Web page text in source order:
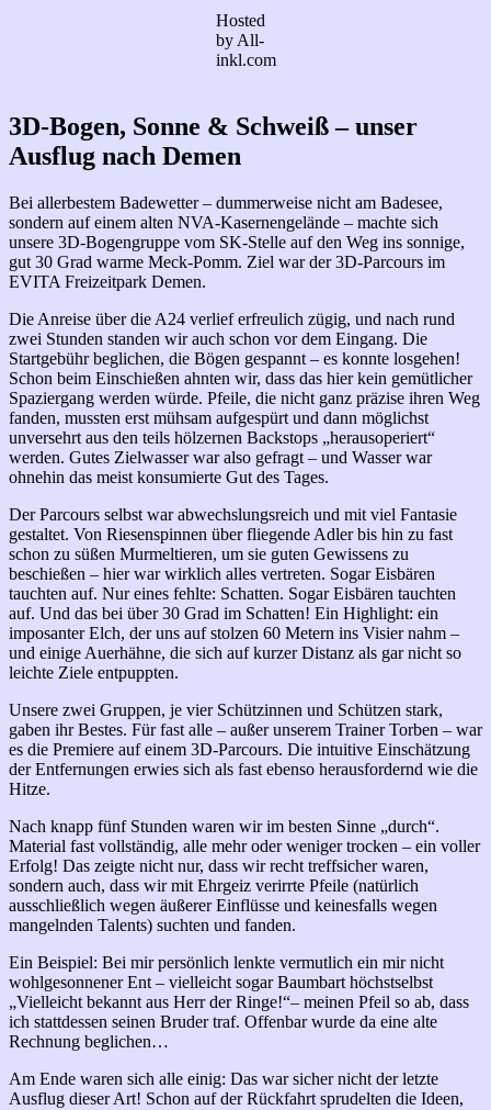
Hosted
by All-
inkl.com
3D-Bogen, Sonne & Schweiß – unser
Ausflug nach Demen
Bei allerbestem Badewetter – dummerweise nicht am Badesee,
sondern auf einem alten NVA-Kasernengelände – machte sich
unsere 3D-Bogengruppe vom SK-Stelle auf den Weg ins sonnige,
gut 30 Grad warme Meck-Pomm. Ziel war der 3D-Parcours im
EVITA Freizeitpark Demen.
Die Anreise über die A24 verlief erfreulich zügig, und nach rund
zwei Stunden standen wir auch schon vor dem Eingang. Die
Startgebühr beglichen, die Bögen gespannt – es konnte losgehen!
Schon beim Einschießen ahnten wir, dass das hier kein gemütlicher
Spaziergang werden würde. Pfeile, die nicht ganz präzise ihren Weg
fanden, mussten erst mühsam aufgespürt und dann möglichst
unversehrt aus den teils hölzernen Backstops „herausoperiert“
werden. Gutes Zielwasser war also gefragt – und Wasser war
ohnehin das meist konsumierte Gut des Tages.
Der Parcours selbst war abwechslungsreich und mit viel Fantasie
gestaltet. Von Riesenspinnen über fliegende Adler bis hin zu fast
schon zu süßen Murmeltieren, um sie guten Gewissens zu
beschießen – hier war wirklich alles vertreten. Sogar Eisbären
tauchten auf. Nur eines fehlte: Schatten. Sogar Eisbären tauchten
auf. Und das bei über 30 Grad im Schatten! Ein Highlight: ein
imposanter Elch, der uns auf stolzen 60 Metern ins Visier nahm –
und einige Auerhähne, die sich auf kurzer Distanz als gar nicht so
leichte Ziele entpuppten.
Unsere zwei Gruppen, je vier Schützinnen und Schützen stark,
gaben ihr Bestes. Für fast alle – außer unserem Trainer Torben – war
es die Premiere auf einem 3D-Parcours. Die intuitive Einschätzung
der Entfernungen erwies sich als fast ebenso herausfordernd wie die
Hitze.
Nach knapp fünf Stunden waren wir im besten Sinne „durch“.
Material fast vollständig, alle mehr oder weniger trocken – ein voller
Erfolg! Das zeigte nicht nur, dass wir recht treffsicher waren,
sondern auch, dass wir mit Ehrgeiz verirrte Pfeile (natürlich
ausschließlich wegen äußerer Einflüsse und keinesfalls wegen
mangelnden Talents) suchten und fanden.
Ein Beispiel: Bei mir persönlich lenkte vermutlich ein mir nicht
wohlgesonnener Ent – vielleicht sogar Baumbart höchstselbst
„Vielleicht bekannt aus Herr der Ringe!“– meinen Pfeil so ab, dass
ich stattdessen seinen Bruder traf. Offenbar wurde da eine alte
Rechnung beglichen…
Am Ende waren sich alle einig: Das war sicher nicht der letzte
Ausflug dieser Art! Schon auf der Rückfahrt sprudelten die Ideen,